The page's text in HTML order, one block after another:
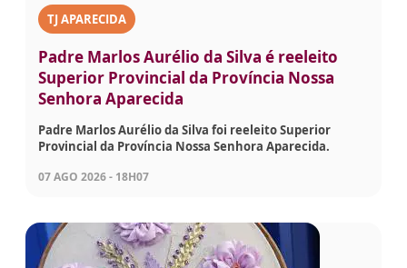
TJ APARECIDA
Padre Marlos Aurélio da Silva é reeleito
Superior Provincial da Província Nossa
Senhora Aparecida
Padre Marlos Aurélio da Silva foi reeleito Superior
Provincial da Província Nossa Senhora Aparecida.
07 AGO 2026 - 18H07